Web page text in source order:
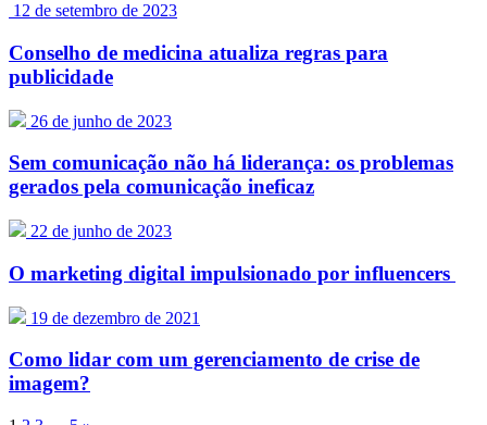
12 de setembro de 2023
Conselho de medicina atualiza regras para
publicidade
26 de junho de 2023
Sem comunicação não há liderança: os problemas
gerados pela comunicação ineficaz
22 de junho de 2023
O marketing digital impulsionado por influencers
19 de dezembro de 2021
Como lidar com um gerenciamento de crise de
imagem?